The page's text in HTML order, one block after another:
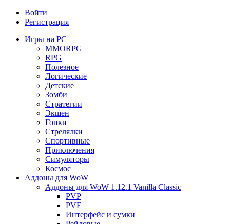
Войти
Регистрация
Игры на PC
MMORPG
RPG
Полезное
Логические
Детские
Зомби
Стратегии
Экшен
Гонки
Стрелялки
Спортивные
Приключения
Симуляторы
Космос
Аддоны для WoW
Аддоны для WoW 1.12.1 Vanilla Classic
PVP
PVE
Интерфейс и сумки